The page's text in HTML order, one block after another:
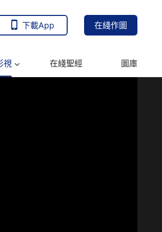
下載App 在綫作圖
視 在綫聖經 圖庫